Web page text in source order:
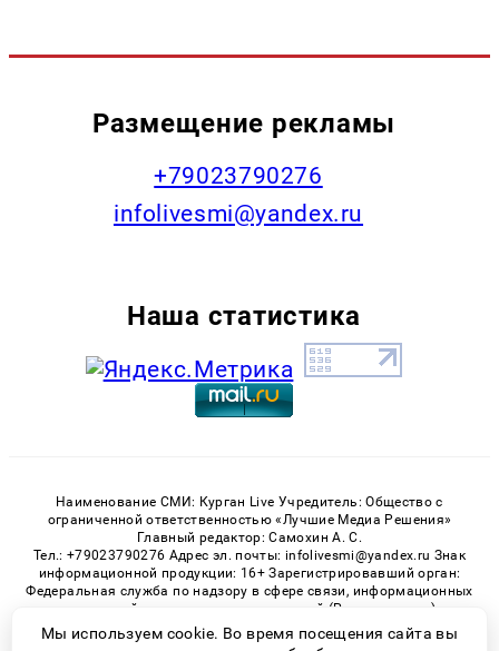
Размещение рекламы
+79023790276
infolivesmi@yandex.ru
Наша статистика
Наименование СМИ: Курган Live Учредитель: Общество с
ограниченной ответственностью «Лучшие Медиа Решения»
Главный редактор: Самохин А. С.
Тел.: +79023790276 Адрес эл. почты: infolivesmi@yandex.ru Знак
информационной продукции: 16+ Зарегистрировавший орган:
Федеральная служба по надзору в сфере связи, информационных
технологий и массовых коммуникаций (Роскомнадзор)
Регистрационный номер СМИ ЭЛ № ФС 77 - 82535 от 21.01.2022
Мы используем cookie. Во время посещения сайта вы